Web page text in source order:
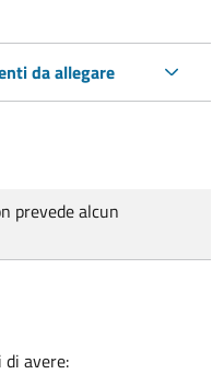
da allegare
prevede alcun
di avere: